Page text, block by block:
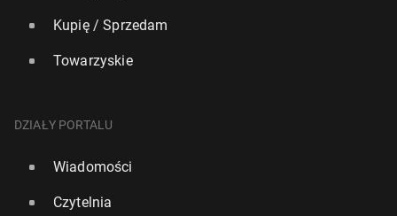
Kupię / Sprzedam
Towarzyskie
DZIAŁY PORTALU
Wiadomości
Czytelnia